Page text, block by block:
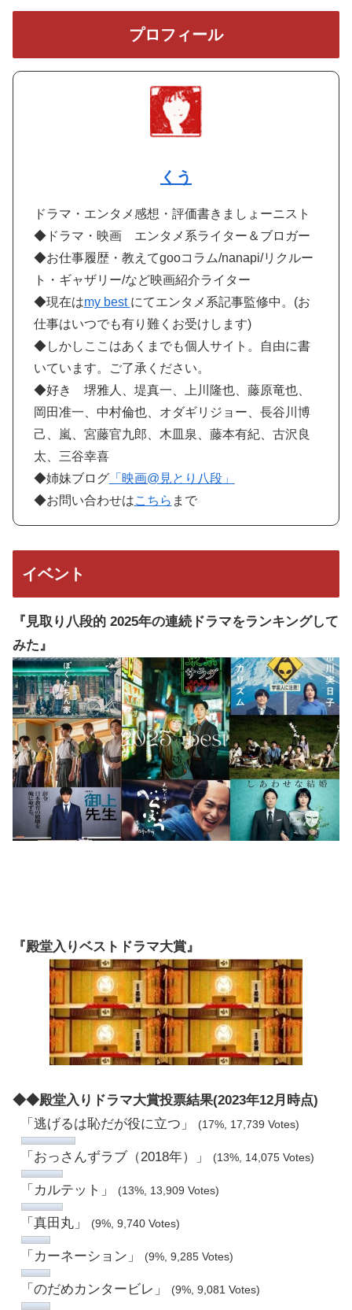
プロフィール
くう
ドラマ・エンタメ感想・評価書きましょーニスト
◆ドラマ・映画 エンタメ系ライター＆ブロガー
◆お仕事履歴・教えてgooコラム/nanapi/リクルー
ト・ギャザリー/など映画紹介ライター
◆現在はmy best にてエンタメ系記事監修中。(お
仕事はいつでも有り難くお受けします)
◆しかしここはあくまでも個人サイト。自由に書
いています。ご了承ください。
◆好き 堺雅人、堤真一、上川隆也、藤原竜也、
岡田准一、中村倫也、オダギリジョー、長谷川博
己、嵐、宮藤官九郎、木皿泉、藤本有紀、古沢良
太、三谷幸喜
◆姉妹ブログ「映画@見とり八段」
◆お問い合わせはこちら まで
イベント
『見取り八段的 2025年の連続ドラマをランキングして
みた』
『殿堂入りベストドラマ大賞』
◆◆殿堂入りドラマ大賞投票結果(2023年12月時点)
「逃げるは恥だが役に立つ」
(17%, 17,739 Votes)
「おっさんずラブ（2018年）」 (13%, 14,075 Votes)
「カルテット」 (13%, 13,909 Votes)
「真田丸」 (9%, 9,740 Votes)
「カーネーション」 (9%, 9,285 Votes)
「のだめカンタービレ」 (9%, 9,081 Votes)